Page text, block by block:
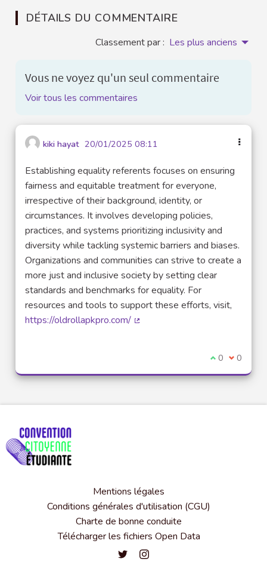
DÉTAILS DU COMMENTAIRE
Classement par : Les plus anciens
Vous ne voyez qu'un seul commentaire
Voir tous les commentaires
kiki hayat 20/01/2025 08:11
Establishing equality referents focuses on ensuring
fairness and equitable treatment for everyone,
irrespective of their background, identity, or
circumstances. It involves developing policies,
practices, and systems prioritizing inclusivity and
diversity while tackling systemic barriers and biases.
Organizations and communities can strive to create a
more just and inclusive society by setting clear
standards and benchmarks for equality. For
resources and tools to support these efforts, visit,
https://oldrollapkpro.com/
Je suis
0 Je ne
0
Mentions légales
Conditions générales d'utilisation (CGU)
Charte de bonne conduite
Télécharger les fichiers Open Data
Convention citoyenne étudiante
Convention citoyenne